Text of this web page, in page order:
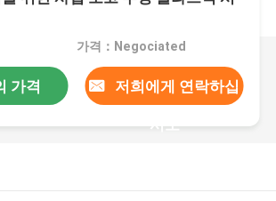
가격：Negociated
가격 저희에게 연락하십
시오